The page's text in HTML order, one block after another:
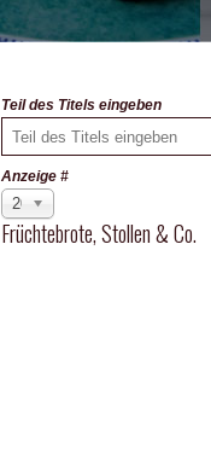
Teil des Titels eingeben
Anzeige #
20
Früchtebrote, Stollen & Co.